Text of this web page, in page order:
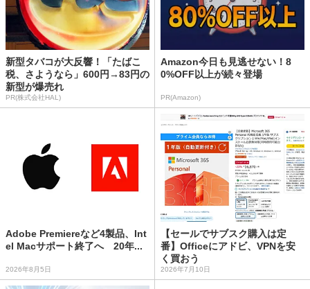
新型タバコが大反響！「たばこ
税、さようなら」600円→83円の
新型が爆売れ
PR(株式会社HAL)
Amazon今日も見逃せない！8
0%OFF以上が続々登場
PR(Amazon)
Adobe Premiereなど4製品、Int
el Macサポート終了へ 20年...
2026年8月5日
【セールでサブスク購入は定
番】Officeにアドビ、VPNを安
く買おう
2026年7月10日